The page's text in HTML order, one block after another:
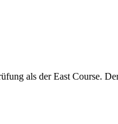
als der East Course.